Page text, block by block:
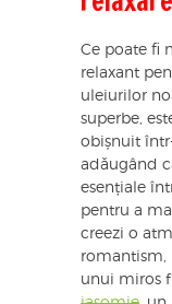
Ce poate fi
relaxant
uleiurilor
superbe,
obișnuit
adăugând
esențiale
pentru a
creezi o
romantism,
unui miros